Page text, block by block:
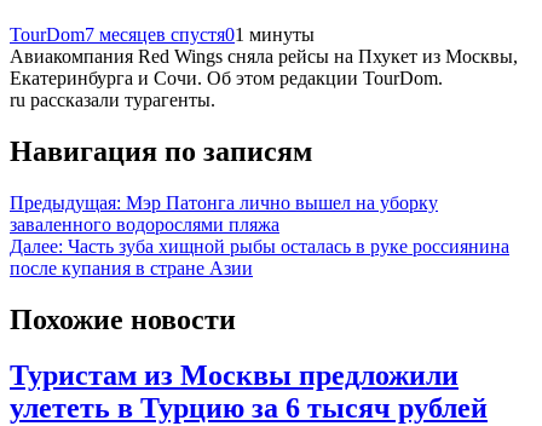
TourDom7 месяцев спустя01 минуты
Авиакомпания Red Wings сняла рейсы на Пхукет из Москвы,
Екатеринбурга и Сочи. Об этом редакции TourDom.
ru рассказали турагенты.
Навигация по записям
Предыдущая: Мэр Патонга лично вышел на уборку
заваленного водорослями пляжа
Далее: Часть зуба хищной рыбы осталась в руке россиянина
после купания в стране Азии
Похожие новости
Туристам из Москвы предложили
улететь в Турцию за 6 тысяч рублей